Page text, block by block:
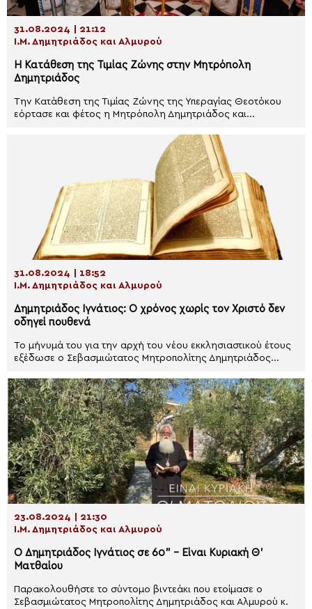
31.08.2024 | 21:12
Ι.Μ. Δημητριάδος και Αλμυρού
Η Κατάθεση της Τιμίας Ζώνης στην Μητρόπολη
Δημητριάδος
Την Κατάθεση της Τιμίας Ζώνης της Υπεραγίας Θεοτόκου
εόρτασε και φέτος η Μητρόπολη Δημητριάδος και...
31.08.2024 | 18:52
Ι.Μ. Δημητριάδος και Αλμυρού
Δημητριάδος Ιγνάτιος: Ο χρόνος χωρίς τον Χριστό δεν
οδηγεί πουθενά
Το μήνυμά του για την αρχή του νέου εκκλησιαστικού έτους
εξέδωσε ο Σεβασμιώτατος Μητροπολίτης Δημητριάδος...
23.08.2024 | 21:30
Ι.Μ. Δημητριάδος και Αλμυρού
Ο Δημητριάδος Ιγνάτιος σε 60” – Είναι Κυριακή Θ’
Ματθαίου
Παρακολουθήστε το σύντομο βιντεάκι που ετοίμασε ο
Σεβασμιώτατος Μητροπολίτης Δημητριάδος και Αλμυρού κ.